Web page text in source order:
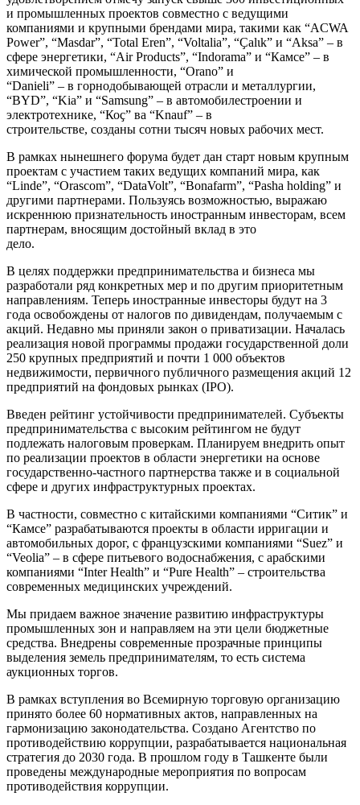
и промышленных проектов совместно с ведущими
компаниями и крупными брендами мира, такими как “ACWA
Power”, “Masdar”, “Total Eren”, “Voltalia”, “Ҫalɩk” и “Aksa” – в
сфере энергетики, “Air Products”, “Indorama” и “Камсе” – в
химической промышленности, “Orano” и
“Danieli” – в горнодобывающей отрасли и металлургии,
“BYD”, “Kia” и “Samsung” – в автомобилестроении и
электротехнике, “Коҫ” ва “Knauf” – в
строительстве, созданы сотни тысяч новых рабочих мест.
В рамках нынешнего форума будет дан старт новым крупным
проектам с участием таких ведущих компаний мира, как
“Linde”, “Orascom”, “DataVolt”, “Bonafarm”, “Pasha holding” и
другими партнерами. Пользуясь возможностью, выражаю
искреннюю признательность иностранным инвесторам, всем
партнерам, вносящим достойный вклад в это
дело.
В целях поддержки предпринимательства и бизнеса мы
разработали ряд конкретных мер и по другим приоритетным
направлениям. Теперь иностранные инвесторы будут на 3
года освобождены от налогов по дивидендам, получаемым с
акций. Недавно мы приняли закон о приватизации. Началась
реализация новой программы продажи государственной доли
250 крупных предприятий и почти 1 000 объектов
недвижимости, первичного публичного размещения акций 12
предприятий на фондовых рынках (IPO).
Введен рейтинг устойчивости предпринимателей. Субъекты
предпринимательства с высоким рейтингом не будут
подлежать налоговым проверкам. Планируем внедрить опыт
по реализации проектов в области энергетики на основе
государственно-частного партнерства также и в социальной
сфере и других инфраструктурных проектах.
В частности, совместно с китайскими компаниями “Ситик” и
“Камсе” разрабатываются проекты в области ирригации и
автомобильных дорог, с французскими компаниями “Suez” и
“Veolia” – в сфере питьевого водоснабжения, с арабскими
компаниями “Inter Health” и “Pure Health” – строительства
современных медицинских учреждений.
Мы придаем важное значение развитию инфраструктуры
промышленных зон и направляем на эти цели бюджетные
средства. Внедрены современные прозрачные принципы
выделения земель предпринимателям, то есть система
аукционных торгов.
В рамках вступления во Всемирную торговую организацию
принято более 60 нормативных актов, направленных на
гармонизацию законодательства. Создано Агентство по
противодействию коррупции, разрабатывается национальная
стратегия до 2030 года. В прошлом году в Ташкенте были
проведены международные мероприятия по вопросам
противодействия коррупции.